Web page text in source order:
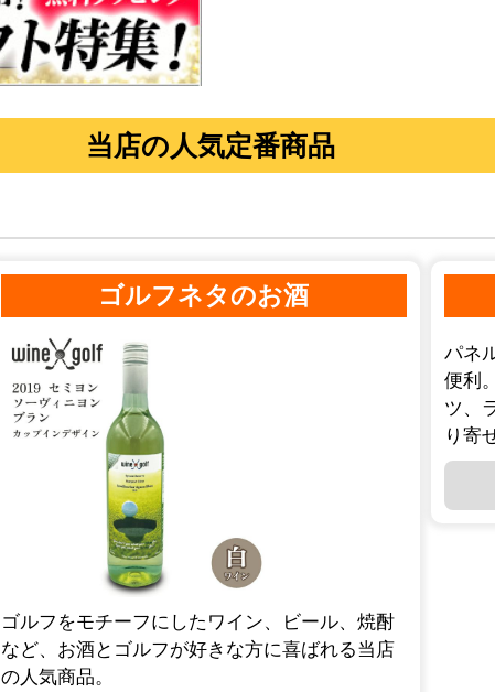
当店の人気定番商品
ゴルフネタのお酒
ゴルフをモチーフにしたワイン、ビール、焼酎
など、お酒とゴルフが好きな方に喜ばれる当店
の人気商品。
パネ
便利
ツ、
り寄